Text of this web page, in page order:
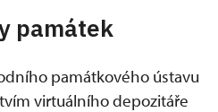
památek
památkového ústavu
virtuálního depozitáře